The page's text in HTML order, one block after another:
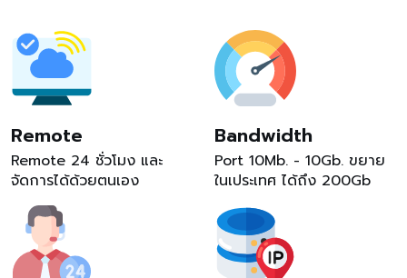
Remote
Remote 24 ชั่วโมง และ
จัดการได้ด้วยตนเอง
Bandwidth
Port 10Mb. - 10Gb. ขยาย
ในเประเทศ ได้ถึง 200Gb